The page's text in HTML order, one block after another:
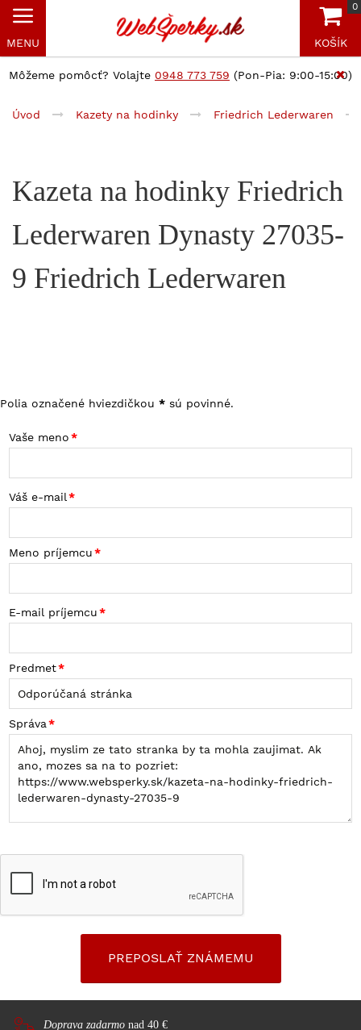
MENU
0
KOŠÍK
Môžeme pomôcť? Volajte 0948 773 759 (Pon-Pia: 9:00-15:00)
Úvod Kazety na hodinky Friedrich Lederwaren
Kazeta na hodinky Friedrich
Lederwaren Dynasty 27035-
9 Friedrich Lederwaren
Polia označené hviezdičkou * sú povinné.
Vaše meno
Váš e-mail
Meno príjemcu
E-mail príjemcu
Predmet
Správa
Doprava zadarmo nad 40 €